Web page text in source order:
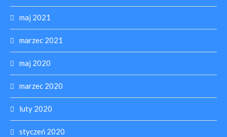
maj 2021
marzec 2021
maj 2020
marzec 2020
luty 2020
styczeń 2020